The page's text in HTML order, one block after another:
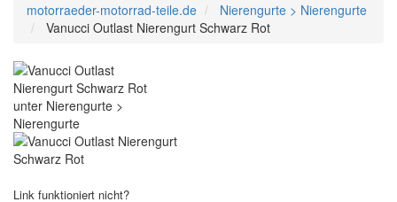
motorraeder-motorrad-teile.de
Nierengurte > Nierengurte
Vanucci Outlast Nierengurt Schwarz Rot
Link funktioniert nicht?